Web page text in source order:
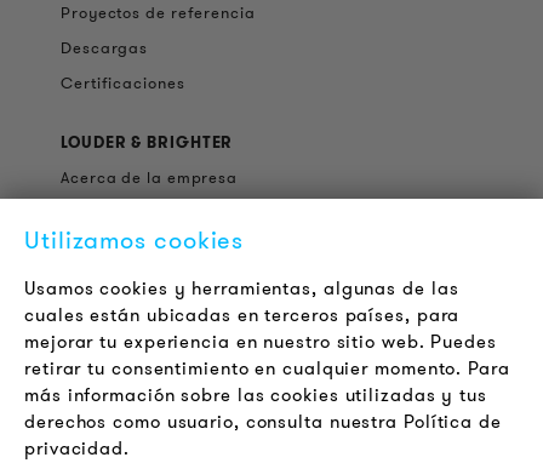
Proyectos de referencia
Descargas
Certificaciones
LOUDER & BRIGHTER
Acerca de la empresa
Jobs
Boletín
LEGAL
Terminos y Condiciones Generales
Aviso de Privacidad
Pie de Imprenta
Utilizamos cookies
Usamos cookies y herramientas, algunas de las
cuales están ubicadas en terceros países, para
mejorar tu experiencia en nuestro sitio web. Puedes
retirar tu consentimiento en cualquier momento. Para
más información sobre las cookies utilizadas y tus
derechos como usuario, consulta nuestra Política de
privacidad.